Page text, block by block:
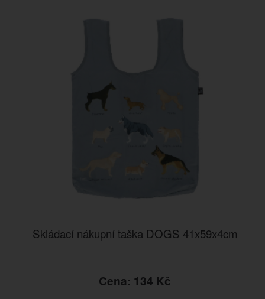
Skládací nákupní taška DOGS 41x59x4cm
Cena: 134 Kč